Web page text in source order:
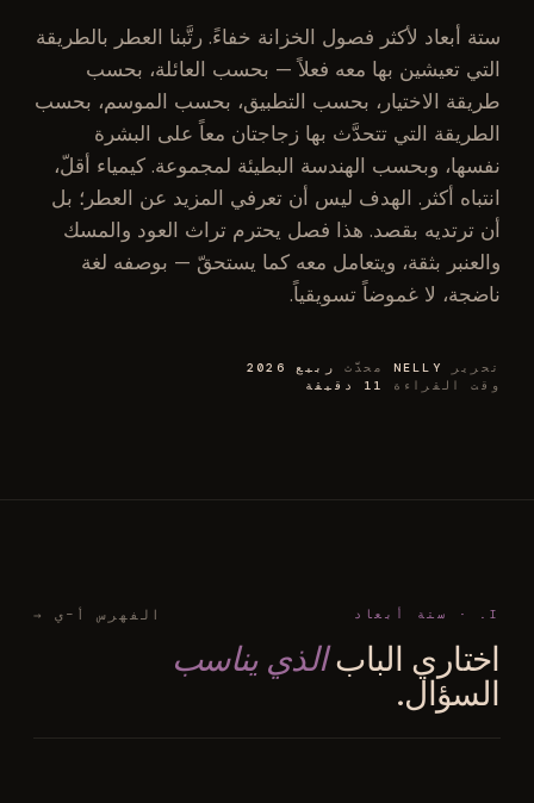
ستة أبعاد لأكثر فصول الخزانة خفاءً. رتَّبنا العطر بالطريقة
التي تعيشين بها معه فعلاً — بحسب العائلة، بحسب
طريقة الاختيار، بحسب التطبيق، بحسب الموسم، بحسب
الطريقة التي تتحدَّث بها زجاجتان معاً على البشرة
نفسها، وبحسب الهندسة البطيئة لمجموعة. كيمياء أقلّ،
انتباه أكثر. الهدف ليس أن تعرفي المزيد عن العطر؛ بل
أن ترتديه بقصد. هذا فصل يحترم تراث العود والمسك
والعنبر بثقة، ويتعامل معه كما يستحقّ — بوصفه لغة
ناضجة، لا غموضاً تسويقياً.
تحرير NELLY محدَّث
ربيع 2026
وقت القراءة
11 دقيقة
I. · ستة أبعاد
اختاري البابالذي يناسب
السؤال.
الفهرس أ–ي →